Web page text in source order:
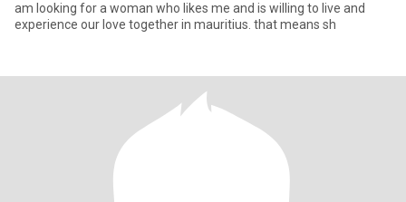
am looking for a woman who likes me and is willing to live and
experience our love together in mauritius. that means sh